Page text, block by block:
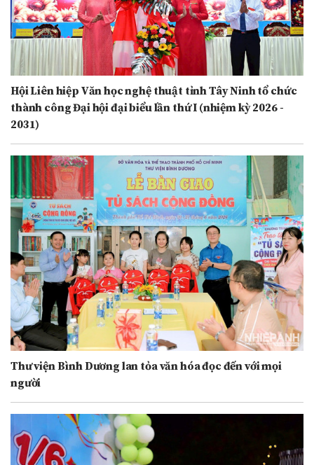
Hội Liên hiệp Văn học nghệ thuật tỉnh Tây Ninh tổ chức
thành công Đại hội đại biểu lần thứ I (nhiệm kỳ 2026 -
2031)
Thư viện Bình Dương lan tỏa văn hóa đọc đến với mọi
người